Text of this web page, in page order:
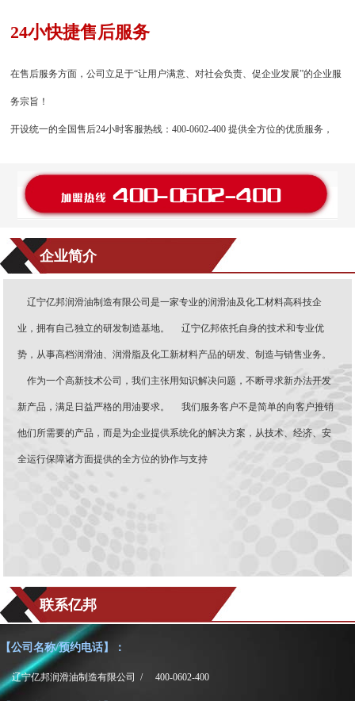
24小快捷售后服务
在售后服务方面，公司立足于“让用户满意、对社会负责、促企业发展”的企业服
务宗旨！
开设统一的全国售后24小时客服热线：400-0602-400 提供全方位的优质服务，
企业简介
辽宁亿邦润滑油制造有限公司是一家专业的润滑油及化工材料高科技企
业，拥有自己独立的研发制造基地。 辽宁亿邦依托自身的技术和专业优
势，从事高档润滑油、润滑脂及化工新材料产品的研发、制造与销售业务。
作为一个高新技术公司，我们主张用知识解决问题，不断寻求新办法开发
新产品，满足日益严格的用油要求。 我们服务客户不是简单的向客户推销
他们所需要的产品，而是为企业提供系统化的解决方案，从技术、经济、安
全运行保障诸方面提供的全方位的协作与支持
联系亿邦
【公司名称/预约电话】：
辽宁亿邦润滑油制造有限公司 / 400-0602-400